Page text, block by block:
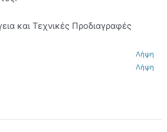
και Τεχνικές Προδιαγραφές
Λήψη
Λήψη